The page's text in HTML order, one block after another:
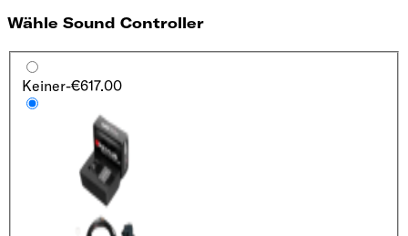
Wähle Sound Controller
Keiner-€617.00